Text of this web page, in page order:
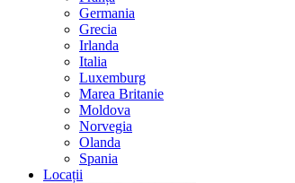
Germania
Grecia
Irlanda
Italia
Luxemburg
Marea Britanie
Moldova
Norvegia
Olanda
Spania
Locații